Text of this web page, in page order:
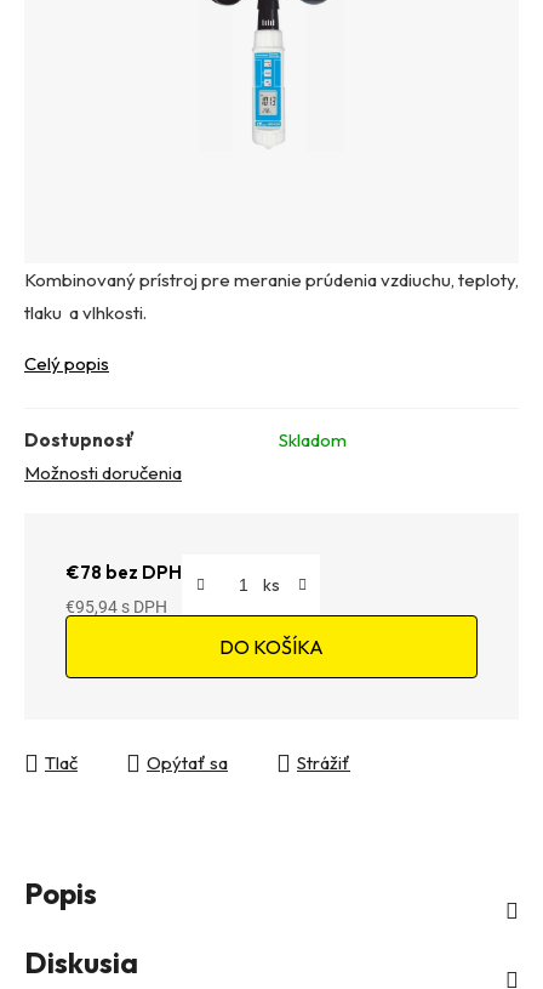
Kombinovaný prístroj pre meranie prúdenia vzdiuchu, teploty,
tlaku a vlhkosti.
Celý popis
Dostupnosť
Skladom
Možnosti doručenia
€78 bez DPH
€95,94
DO KOŠÍKA
Tlač Opýtať sa Strážiť
Popis
Diskusia